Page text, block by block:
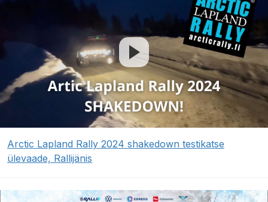
Arctic Lapland Rally 2024 shakedown testikatse
ülevaade, Rallijänis